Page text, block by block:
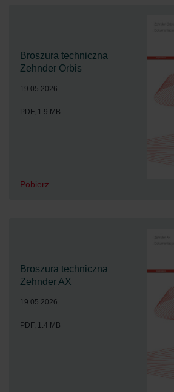
Broszura techniczna
Zehnder Orbis
19.05.2026
PDF, 1.9 MB
Pobierz
Broszura techniczna
Zehnder AX
19.05.2026
PDF, 1.4 MB